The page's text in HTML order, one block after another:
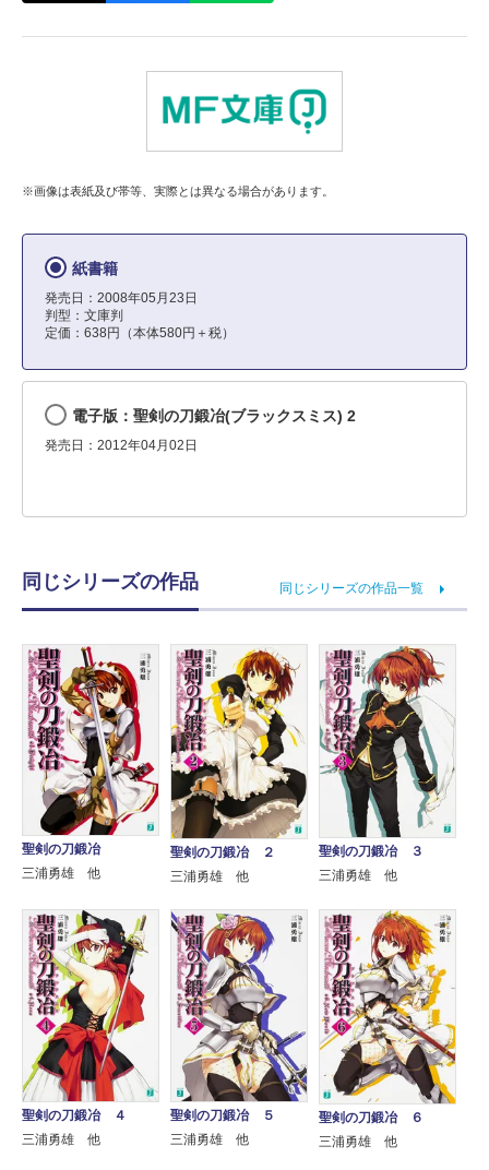
※画像は表紙及び帯等、実際とは異なる場合があります。
紙書籍
発売日：2008年05月23日
判型：文庫判
定価：638円（本体580円＋税）
電子版：聖剣の刀鍛冶(ブラックスミス) 2
発売日：2012年04月02日
同じシリーズの作品 同じシリーズの作品一覧
聖剣の刀鍛冶
三浦勇雄 他
聖剣の刀鍛冶 ２
三浦勇雄 他
聖剣の刀鍛冶 ３
三浦勇雄 他
聖剣の刀鍛冶 ４
三浦勇雄 他
聖剣の刀鍛冶 ５
三浦勇雄 他
聖剣の刀鍛冶 ６
三浦勇雄 他